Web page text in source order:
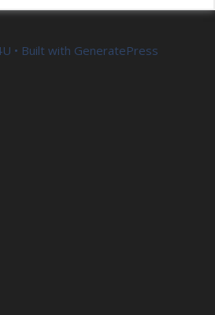
• Built with GeneratePress